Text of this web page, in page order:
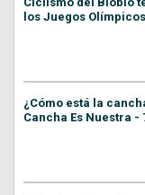
los Juegos
¿Cómo está la
Cancha Es Nuestra -